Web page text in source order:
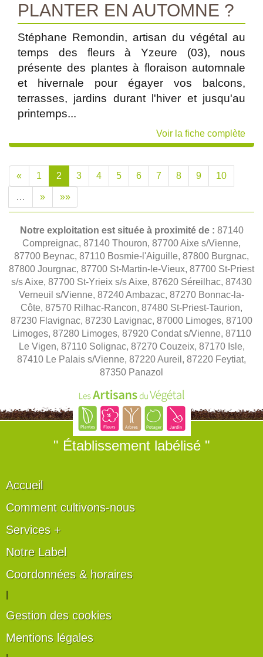
PLANTER EN AUTOMNE ?
Stéphane Remondin, artisan du végétal au
temps des fleurs à Yzeure (03), nous
présente des plantes à floraison automnale
et hivernale pour égayer vos balcons,
terrasses, jardins durant l'hiver et jusqu'au
printemps...
Voir la fiche complète
« 1 2 3 4 5 6 7 8 9 10
… » »»
Notre exploitation est située à proximité de : 87140
Compreignac, 87140 Thouron, 87700 Aixe s/Vienne,
87700 Beynac, 87110 Bosmie-l'Aiguille, 87800 Burgnac,
87800 Jourgnac, 87700 St-Martin-le-Vieux, 87700 St-Priest
s/s Aixe, 87700 St-Yrieix s/s Aixe, 87620 Séreilhac, 87430
Verneuil s/Vienne, 87240 Ambazac, 87270 Bonnac-la-
Côte, 87570 Rilhac-Rancon, 87480 St-Priest-Taurion,
87230 Flavignac, 87230 Lavignac, 87000 Limoges, 87100
Limoges, 87280 Limoges, 87920 Condat s/Vienne, 87110
Le Vigen, 87110 Solignac, 87270 Couzeix, 87170 Isle,
87410 Le Palais s/Vienne, 87220 Aureil, 87220 Feytiat,
87350 Panazol
" Établissement labélisé "
Accueil
Comment cultivons-nous
Services +
Notre Label
Coordonnées & horaires
Gestion des cookies
Mentions légales